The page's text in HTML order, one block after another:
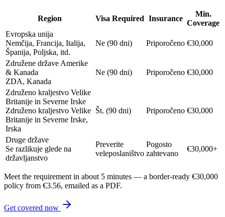
Region Visa Required Insurance
Min.
Coverage
Evropska unija
Nemčija, Francija, Italija,
Španija, Poljska, itd.
Ne (90 dni) Priporočeno €30,000
Združene države Amerike
& Kanada
ZDA, Kanada
Ne (90 dni) Priporočeno €30,000
Združeno kraljestvo Velike
Britanije in Severne Irske
Združeno kraljestvo Velike
Britanije in Severne Irske,
Irska
Št. (90 dni) Priporočeno €30,000
Druge države
Se razlikuje glede na
državljanstvo
Preverite
veleposlaništvo
Pogosto
zahtevano
€30,000+
Meet the requirement in about 5 minutes — a border-ready €30,000
policy from €3.56, emailed as a PDF.
Get covered now